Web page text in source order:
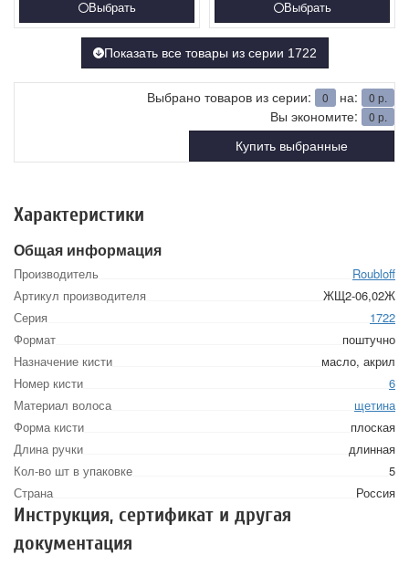
Выбрать Выбрать
Показать все товары из серии 1722
Выбрано товаров из серии: 0 на: 0 р.
Вы экономите: 0 р.
Купить выбранные
Характеристики
Общая информация
Производитель
Roubloff
Артикул производителя
ЖЩ2-06,02Ж
Серия
1722
Формат
поштучно
Назначение кисти
масло, акрил
Номер кисти
6
Материал волоса
щетина
Форма кисти
плоская
Длина ручки
длинная
Кол-во шт в упаковке
5
Страна
Россия
Инструкция, сертификат и другая
документация